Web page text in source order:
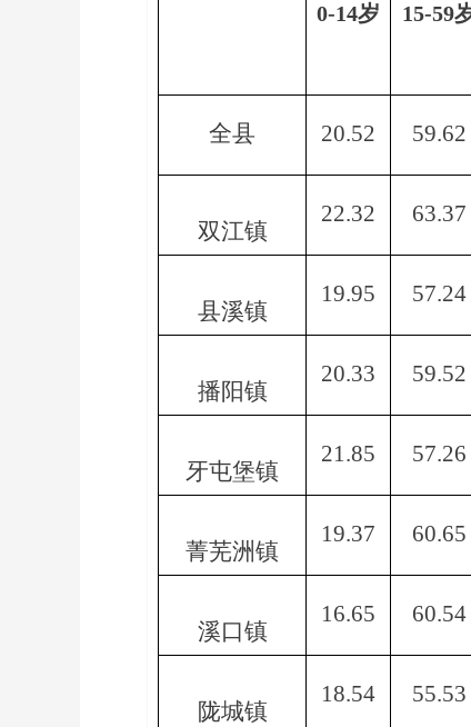
0-14岁 15-59
全县 20.52 59.62
双江镇
22.32 63.37
县溪镇
19.95 57.24
播阳镇
20.33 59.52
牙屯堡镇
21.85 57.26
菁芜洲镇
19.37 60.65
溪口镇
16.65 60.54
陇城镇
18.54 55.53